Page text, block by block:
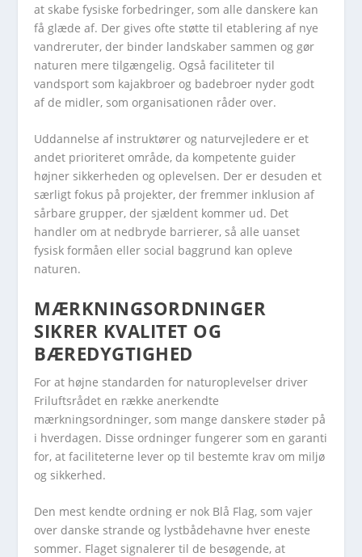
at skabe fysiske forbedringer, som alle danskere kan
få glæde af. Der gives ofte støtte til etablering af nye
vandreruter, der binder landskaber sammen og gør
naturen mere tilgængelig. Også faciliteter til
vandsport som kajakbroer og badebroer nyder godt
af de midler, som organisationen råder over.
Uddannelse af instruktører og naturvejledere er et
andet prioriteret område, da kompetente guider
højner sikkerheden og oplevelsen. Der er desuden et
særligt fokus på projekter, der fremmer inklusion af
sårbare grupper, der sjældent kommer ud. Det
handler om at nedbryde barrierer, så alle uanset
fysisk formåen eller social baggrund kan opleve
naturen.
MÆRKNINGSORDNINGER
SIKRER KVALITET OG
BÆREDYGTIGHED
For at højne standarden for naturoplevelser driver
Friluftsrådet en række anerkendte
mærkningsordninger, som mange danskere støder på
i hverdagen. Disse ordninger fungerer som en garanti
for, at faciliteterne lever op til bestemte krav om miljø
og sikkerhed.
Den mest kendte ordning er nok Blå Flag, som vajer
over danske strande og lystbådehavne hver eneste
sommer. Flaget signalerer til de besøgende, at